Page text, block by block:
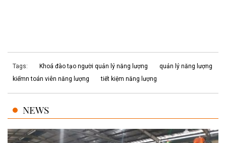
Tags: Khoá đào tạo người quản lý năng lượng
quản lý năng lượng
kiểmn toán viên năng lượng
tiết kiệm năng lượng
NEWS